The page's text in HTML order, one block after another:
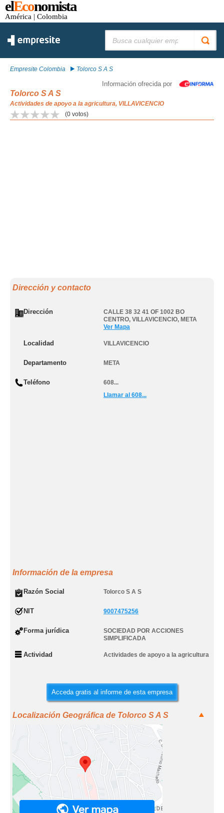
elEconomista
América | Colombia
Empresite Colombia Tolorco S A S
Información ofrecida por
Tolorco S A S
Actividades de apoyo a la agricultura, VILLAVICENCIO
(0 votos)
Dirección y contacto
Dirección
CALLE 38 32 41 OF 1002 BO
CENTRO, VILLAVICENCIO, META
Ver Mapa
Localidad VILLAVICENCIO
Departamento META
Teléfono
608...
Llamar al 608...
Información de la empresa
Razón Social Tolorco S A S
NIT 9007475256
Forma jurídica
SOCIEDAD POR ACCIONES
SIMPLIFICADA
Actividad Actividades de apoyo a la agricultura
Acceda gratis al informe de esta empresa
Localización Geográfica de Tolorco S A S